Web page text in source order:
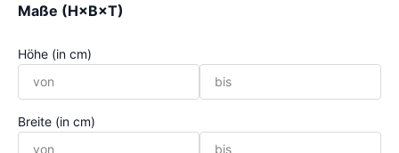
Maße (H×B×T)
Höhe (in cm)
Breite (in cm)